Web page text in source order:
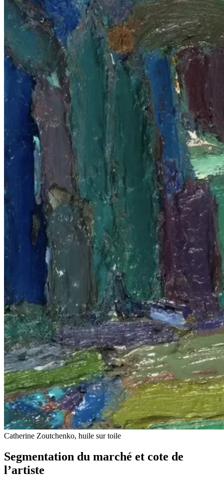
Catherine Zoutchenko, huile sur toile
Segmentation du marché et cote de
l’artiste